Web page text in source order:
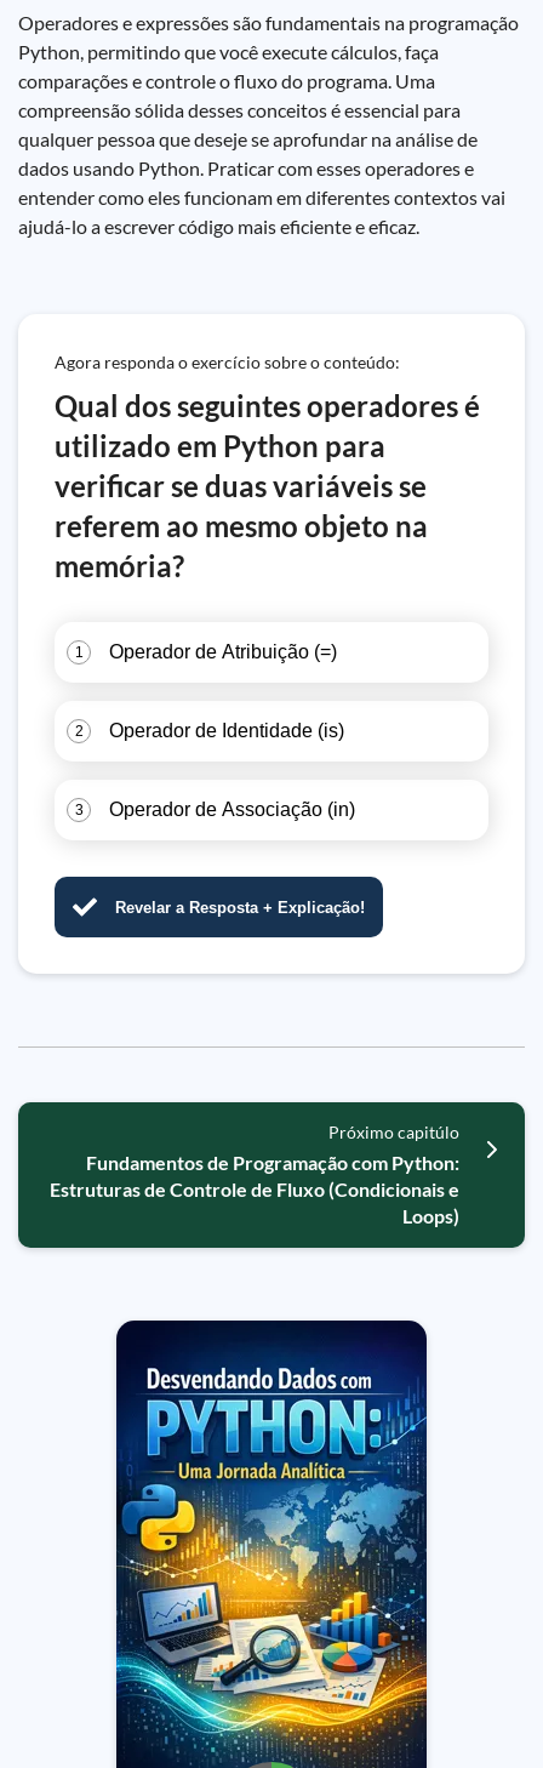
Operadores e expressões são fundamentais na programação
Python, permitindo que você execute cálculos, faça
comparações e controle o fluxo do programa. Uma
compreensão sólida desses conceitos é essencial para
qualquer pessoa que deseje se aprofundar na análise de
dados usando Python. Praticar com esses operadores e
entender como eles funcionam em diferentes contextos vai
ajudá-lo a escrever código mais eficiente e eficaz.
Agora responda o exercício sobre o conteúdo:
Qual dos seguintes operadores é
utilizado em Python para
verificar se duas variáveis se
referem ao mesmo objeto na
memória?
1 Operador de Atribuição (=)
2 Operador de Identidade (is)
3 Operador de Associação (in)
Revelar a Resposta + Explicação!
Próximo capitúlo
Fundamentos de Programação com Python:
Estruturas de Controle de Fluxo (Condicionais e
Loops)